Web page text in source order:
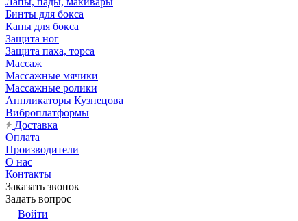
Бинты для бокса
Капы для бокса
Защита ног
Защита паха, торса
Массаж
Массажные мячики
Массажные ролики
Аппликаторы Кузнецова
Виброплатформы
Доставка
Оплата
Производители
О нас
Контакты
Заказать звонок
Задать вопрос
Войти